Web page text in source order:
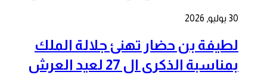
30 يوليو, 2026
لطيفة بن حضار تهنئ جلالة الملك
بمناسبة الذكرى ال 27 لعيد العرش